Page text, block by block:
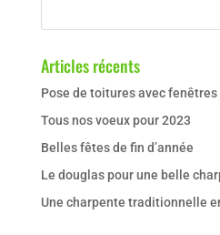
Articles récents
Pose de toitures avec
Tous nos voeux pour 2023
Belles fêtes de fin d’année
Le douglas pour une belle
Une charpente traditionnelle